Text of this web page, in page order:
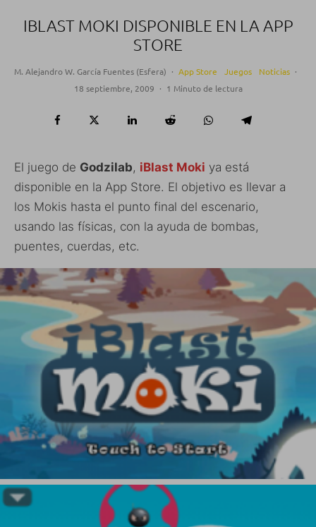
IBLAST MOKI DISPONIBLE EN LA APP
STORE
M. Alejandro W. García Fuentes (Esfera) · App Store Juegos Noticias ·
18 septiembre, 2009 · 1 Minuto de lectura
El juego de Godzilab, iBlast Moki ya está
disponible en la App Store. El objetivo es llevar a
los Mokis hasta el punto final del escenario,
usando las físicas, con la ayuda de bombas,
puentes, cuerdas, etc.